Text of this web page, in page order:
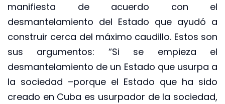
manifiesta de acuerdo con el
desmantelamiento del Estado que ayudó a
construir cerca del máximo caudillo. Estos son
sus argumentos: “Si se empieza el
desmantelamiento de un Estado que usurpa a
la sociedad –porque el Estado que ha sido
creado en Cuba es usurpador de la sociedad,